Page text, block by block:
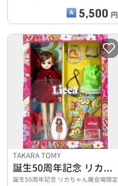
5,500 円
TAKARA TOMY
誕生50周年記念 リカちゃん展 限定リカちゃん
誕生50周年記念 リカちゃん展会場限定